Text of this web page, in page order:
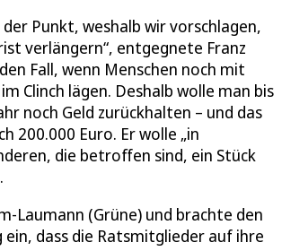
der Punkt, weshalb wir vorschlagen,
verlängern“, entgegnete Franz
Fall, wenn Menschen noch mit
Clinch lägen. Deshalb wolle man bis
noch Geld zurückhalten – und das
200.000 Euro. Er wolle „in
die betroffen sind, ein Stück
Laumann (Grüne) und brachte den
ein, dass die Ratsmitglieder auf ihre